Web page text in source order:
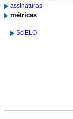
assinaturas
métricas
SciELO